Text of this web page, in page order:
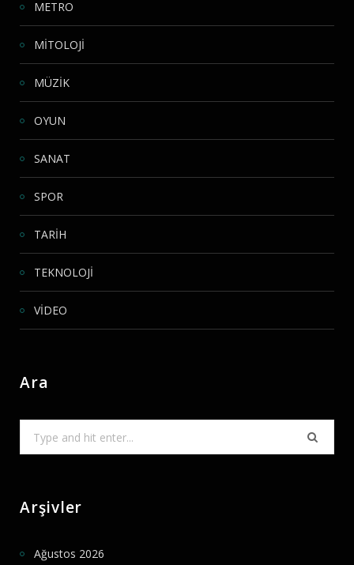
METRO
MİTOLOJİ
MÜZİK
OYUN
SANAT
SPOR
TARİH
TEKNOLOJİ
VİDEO
Ara
Arşivler
Ağustos 2026